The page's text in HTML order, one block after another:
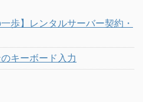
歩】レンタルサーバー契約・
キーボード入力